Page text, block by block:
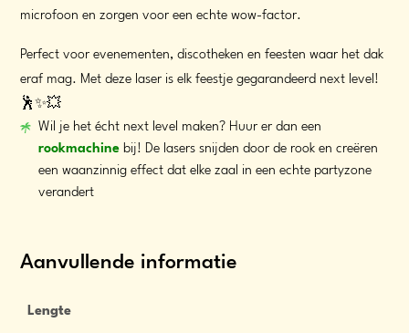
microfoon en zorgen voor een echte wow-factor.
Perfect voor evenementen, discotheken en feesten waar het dak
eraf mag. Met deze laser is elk feestje gegarandeerd next level!
🕺✨💥
Wil je het écht next level maken? Huur er dan een
rookmachine bij! De lasers snijden door de rook en creëren
een waanzinnig effect dat elke zaal in een echte partyzone
verandert
Aanvullende informatie
Lengte